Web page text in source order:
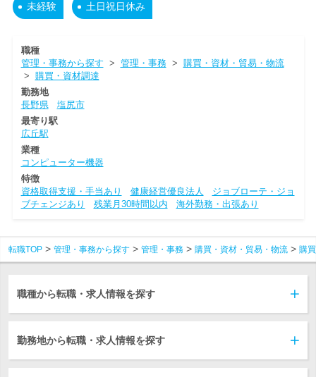
未経験 土日祝日休み
職種
管理・事務から探す > 管理・事務> 購買・資材・貿易・物流
> 購買・資材調達
勤務地
長野県
塩尻市
最寄り駅
広丘駅
業種
コンピューター機器
特徴
資格取得支援・手当あり
健康経営優良法人
ジョブローテ・ジョ
ブチェンジあり
残業月30時間以内 海外勤務・出張あり
転職TOP 管理・事務から探す 管理・事務 購買・資材・貿易・物流 購
職種から転職・求人情報を探す
勤務地から転職・求人情報を探す